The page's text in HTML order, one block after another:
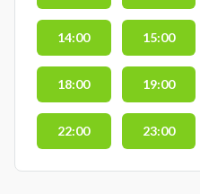
14:00 15:00
18:00 19:00
22:00 23:00